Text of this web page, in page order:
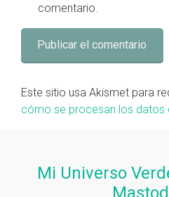
comentario.
Este sitio usa Akismet para
cómo se procesan los datos
Mi Universo